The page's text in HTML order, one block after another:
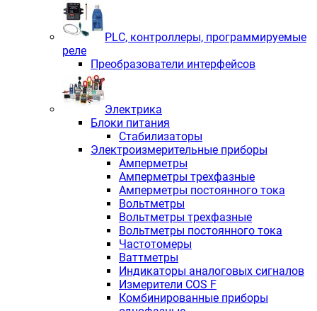
PLС, контроллеры, программируемые
реле
Преобразователи интерфейсов
Электрика
Блоки питания
Стабилизаторы
Электроизмерительные приборы
Амперметры
Амперметры трехфазные
Амперметры постоянного тока
Вольтметры
Вольтметры трехфазные
Вольтметры постоянного тока
Частотомеры
Ваттметры
Индикаторы аналоговых сигналов
Измерители COS F
Комбинированные приборы